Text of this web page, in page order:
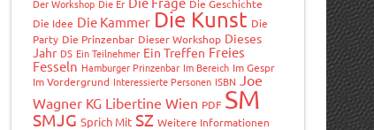
Der Workshop Die Er
Die Geschichte
Die Idee Die Kammer Die Kunst Die
Party Die Prinzenbar Dieser Workshop Dieses
Jahr DS Ein Teilnehmer Ein Treffen Freies
Fesseln Hamburger Prinzenbar Im Bereich Im Gespr
Im Vordergrund Interessierte Personen ISBN
Joe
Wagner KG Libertine Wien PDF SM
SMJG Sprich Mit SZ Weitere Informationen